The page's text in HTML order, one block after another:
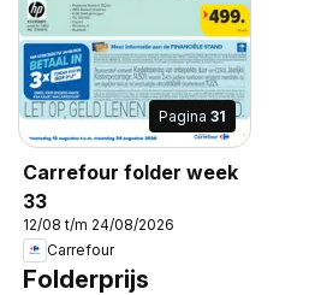
Pagina 31
Carrefour folder week
33
12/08 t/m 24/08/2026
Carrefour
Folderprijs